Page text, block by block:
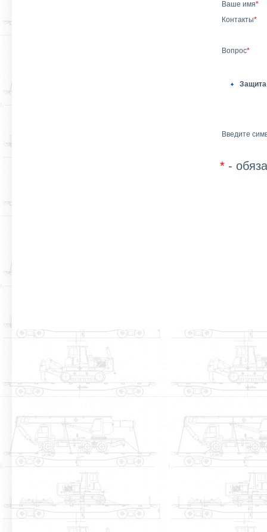
Ваше имя*
Контакты*
Вопрос*
Защита
Введите
* -